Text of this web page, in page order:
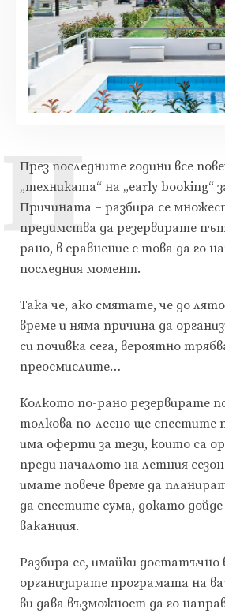
П
През последните години все
„техниката“ на „early booking“
Причината – разбира се
предимства да резервирате
рано, в сравнение с това да го
последния момент.
Така че, ако смятате, че до
време и няма причина да
си почивка сега, вероятно
преосмислите…
Колкото по-рано резервирате
толкова по-лесно ще спестите
има оферти за тези, които са
преди началото на летния
имате повече време да
да спестите сума, докато
ваканция.
Разбира се, имайки достатъчно
организирате програмата на
ви дава възможност да го